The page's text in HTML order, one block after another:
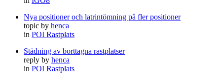
Nya positioner och latrintömning på fler positioner
topic by henca
in POI Rastplats
Städning av borttagna rastplatser
reply by henca
in POI Rastplats